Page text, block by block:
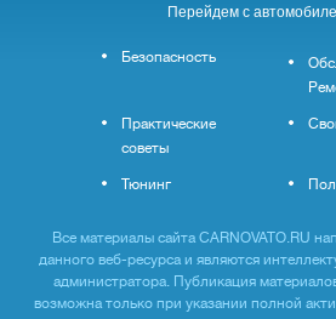
Перейдем с
Безопасность
Практические
советы
Тюнинг
Все материалы сайта CARNOVATO.RU
данного веб-ресурса и являются
администратора. Публикация
возможна только при указании полной